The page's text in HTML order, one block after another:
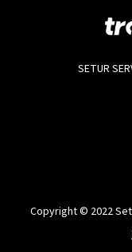
SETUR
Copyright © 2022